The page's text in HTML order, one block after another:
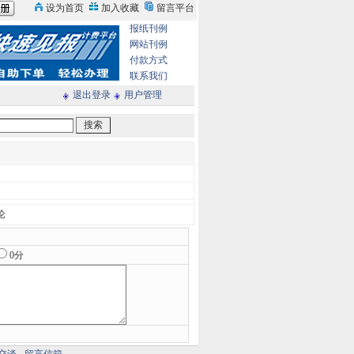
报纸刊例
网站刊例
付款方式
联系我们
退出登录
用户管理
0分